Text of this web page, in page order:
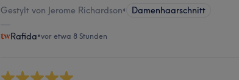
Gestylt von Jerome Richardson• Damenhaarschnitt
Rafida•vor etwa 8 Stunden